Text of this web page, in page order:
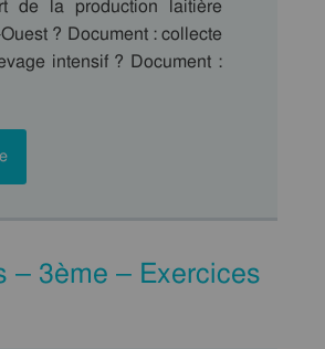
de la production laitière
? Document : collecte
intensif ? Document :
– 3ème – Exercices